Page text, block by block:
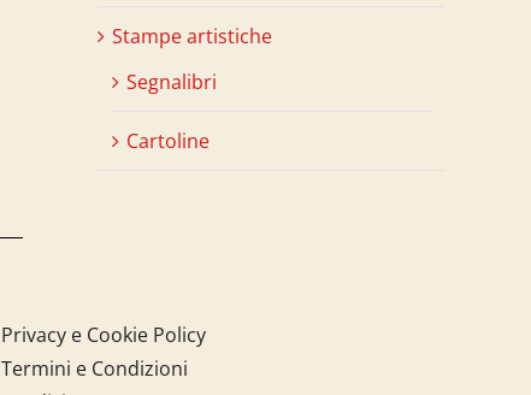
Stampe artistiche
Segnalibri
Cartoline
Privacy e Cookie Policy
Termini e Condizioni